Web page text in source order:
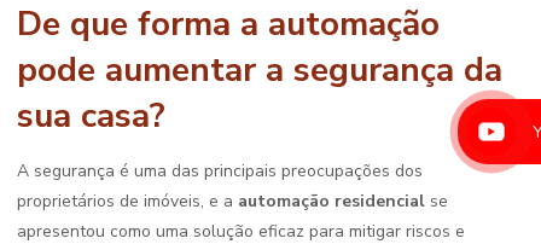
De que forma a automação
pode aumentar a segurança da
sua casa?
A segurança é uma das principais preocupações dos
proprietários de imóveis, e a automação residencial se
apresentou como uma solução eficaz para mitigar riscos e